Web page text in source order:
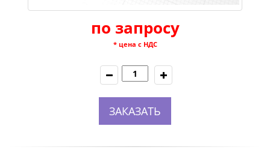
по запросу
* цена с НДС
ЗАКАЗАТЬ